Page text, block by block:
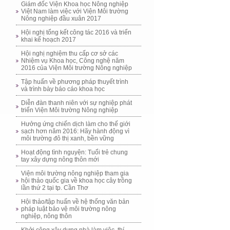
Giám đốc Viện Khoa học Nông nghiệp
Việt Nam làm việc với Viện Môi trường
Nông nghiệp đầu xuân 2017
Hội nghị tổng kết công tác 2016 và triển
khai kế hoạch 2017
Hội nghị nghiệm thu cấp cơ sở các
Nhiệm vụ Khoa học, Công nghệ năm
2016 của Viện Môi trường Nông nghiệp
Tập huấn về phương pháp thuyết trình
và trình bày báo cáo khoa học
Diễn đàn thanh niên với sự nghiệp phát
triển Viện Môi trường Nông nghiệp
Hưởng ứng chiến dịch làm cho thế giới
sạch hơn năm 2016: Hãy hành động vì
môi trường đô thị xanh, bền vững
Hoạt động tình nguyện: Tuổi trẻ chung
tay xây dựng nông thôn mới
Viện môi trường nông nghiệp tham gia
hội thảo quốc gia về khoa học cây trồng
lần thứ 2 tại tp. Cần Thơ
Hội thảo/tập huấn về hệ thống văn bản
pháp luật bảo vệ môi trường nông
nghiệp, nông thôn